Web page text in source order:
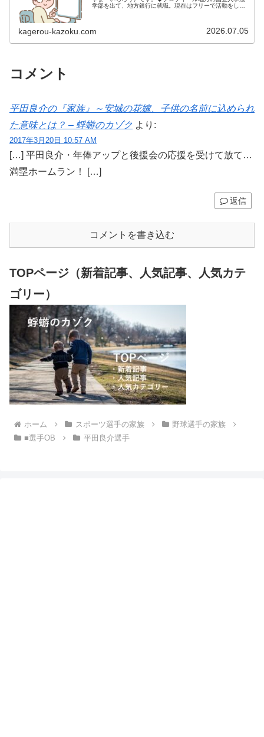
学部を出て、地方銀行に就職。現在はフリーで活動をして
kagerou-kazoku.com 2026.07.05
コメント
平田良介の『家族』～安城の花嫁、子供の名前に込められ
た意味とは？ – 蜉蝣のカゾク より:
2017年3月20日 10:57 AM
[…] 平田良介・年俸アップと後援会の応援を受けて放て…
満塁ホームラン！ […]
返信
コメントを書き込む
TOPページ（新着記事、人気記事、人気カテ
ゴリー）
ホーム スポーツ選手の家族
野球選手の家族
■選手OB
平田良介選手